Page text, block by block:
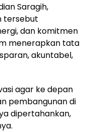
Saragih,
tersebut
dan komitmen
menerapkan tata
akuntabel,
agar ke depan
pembangunan di
dipertahankan,